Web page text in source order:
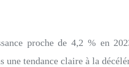
proche de 4,2 % en
tendance claire à la